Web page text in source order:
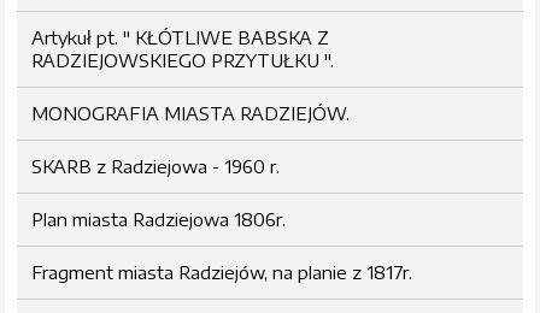
Artykuł pt. " KŁÓTLIWE BABSKA Z
RADZIEJOWSKIEGO PRZYTUŁKU ".
MONOGRAFIA MIASTA RADZIEJÓW.
SKARB z Radziejowa - 1960 r.
Plan miasta Radziejowa 1806r.
Fragment miasta Radziejów, na planie z 1817r.